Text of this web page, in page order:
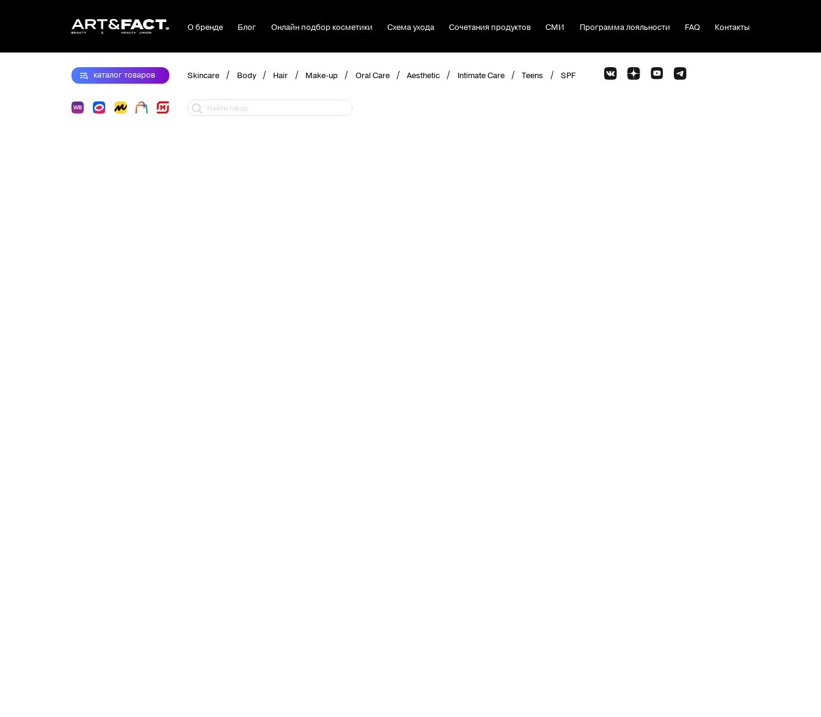
О бренде Блог Онлайн подбор косметики Схема ухода Сочетания продуктов СМИ Программа лояльности FAQ Контакты
каталогтоваров Skincare / Body / Hair / Make-up / Oral Care / Aesthetic / Intimate Care / Teens / SPF